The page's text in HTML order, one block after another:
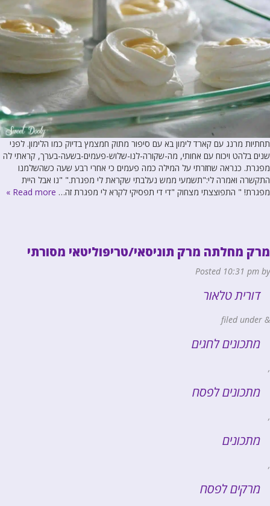
תחתיות מרנג עם קארד לימון בא עם סיפור מתוק חמצמץ בדיוק כמו הלימון. לפני
שנים בלהט ויכוח עם אחותי, מה-שקורה-לנו-שלוש-פעמים-בשעה-בערך, קראתי לה
מפגרת. כנראה שחזרתי על המילה כמה פעמים כי אחרי רבע שעה כשהשלמנו
התקשרה ואמרה לי:"תשמעי ממש נעלבתי שקראת לי מפגרת." "נו אבל היית
מפגרת! " התפוצצתי מצחוק "די די תפסיקי לקרא לי מפגרת זה… Read more »
מרק מחלתה מרק תוניסאי/טריפוליטאי מסורתי
Posted 10:31 pm by
דורית טלאור
&
מתכונים לחגים
,
מתכונים לפסח
,
מתכונים
,
מרקים לפסח